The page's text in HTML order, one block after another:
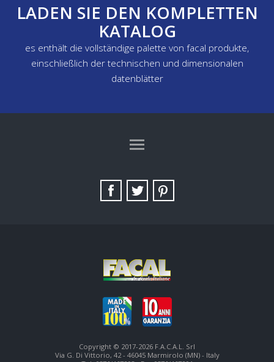
LADEN SIE DEN KOMPLETTEN
KATALOG
es enthält die vollständige palette von facal produkte,
einschließlich der technischen und dimensionalen
datenblätter
SITE MAP
Copyright © 2017-2026 F.A.C.A.L. Srl
Via G. Di Vittorio, 42 - 46045 Marmirolo (MN) - Italy